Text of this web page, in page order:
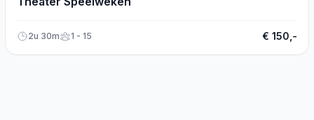
2u 30m 1 - 15 € 150,-